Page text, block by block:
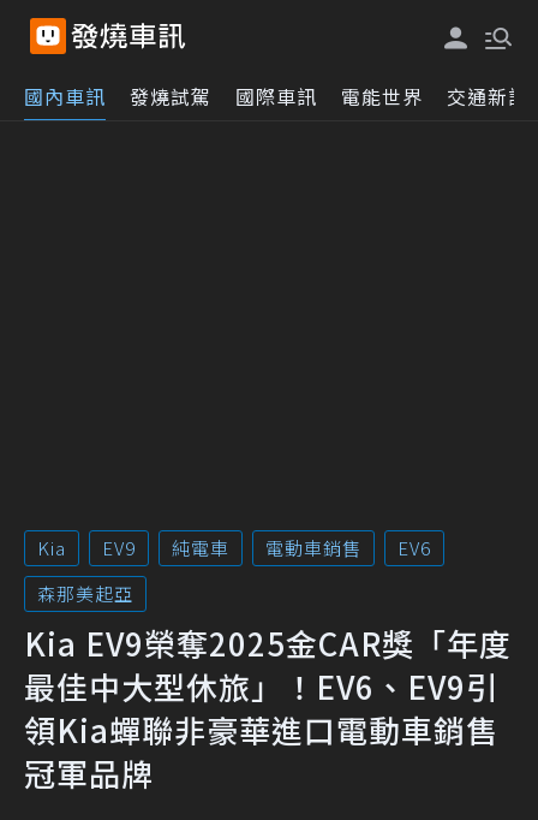
國內車訊 發燒試駕 國際車訊 電能世界 交通新訊
Kia EV9 純電車 電動車銷售
EV6
森那美起亞
Kia EV9榮奪2025金CAR獎「年度
最佳中大型休旅」！EV6、EV9引
領Kia蟬聯非豪華進口電動車銷售
冠軍品牌